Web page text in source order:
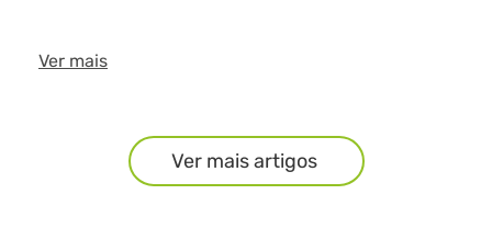
Ver mais
Ver mais artigos